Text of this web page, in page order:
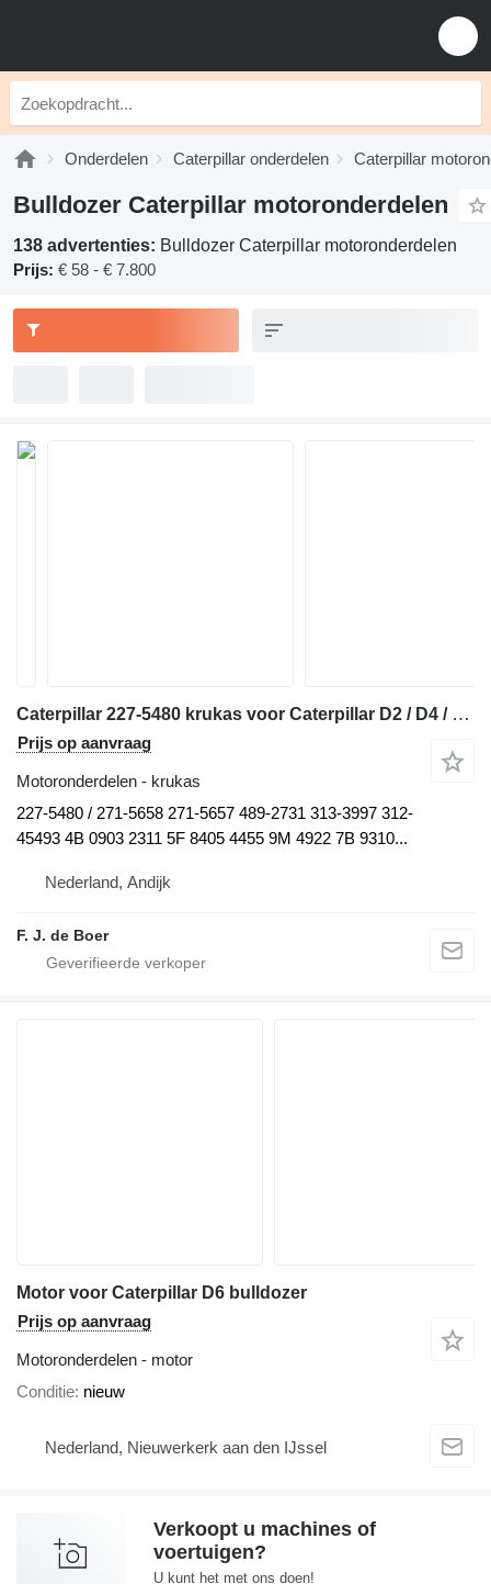
Onderdelen Caterpillar onderdelen Caterpillar
Bulldozer Caterpillar motoronderdelen
138 advertenties: Bulldozer Caterpillar motoronderdelen
Prijs: € 58 - € 7.800
Caterpillar 227-5480 krukas voor Caterpillar D2 / D4 / D5 / D6 / D7 / D8 / RD6 / R4 / 938 / 950 / 962 / 966 / 318 / 320 bulldozer
Prijs op aanvraag
Motoronderdelen - krukas
227-5480 / 271-5658 271-5657 489-2731 313-3997 312-
45493 4B 0903 2311 5F 8405 4455 9M 4922 7B 9310...
Nederland, Andijk
F. J. de Boer
Motor voor Caterpillar D6 bulldozer
Prijs op aanvraag
Motoronderdelen - motor
Conditie nieuw
Nederland, Nieuwerkerk aan den IJssel
Verkoopt u machines of
voertuigen?
U kunt het met ons doen!